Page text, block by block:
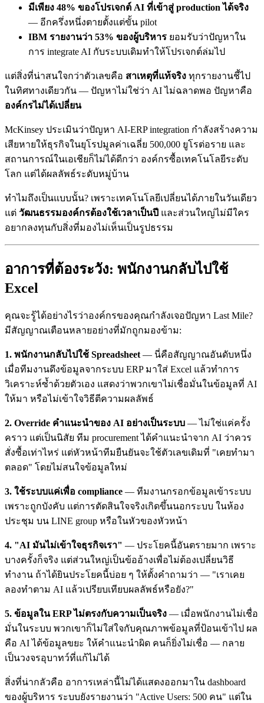
มีเพียง 48% ของโปรเจกต์ AI ที่เข้าสู่ production ได้จริง
— อีกครึ่งหนึ่งตายตั้งแต่ขั้น pilot
IBM รายงานว่า 53% ของผู้บริหาร ยอมรับว่าปัญหาใน
การ integrate AI กับระบบเดิมทำให้โปรเจกต์ล่มไป
แต่สิ่งที่น่าสนใจกว่าตัวเลขคือ สาเหตุที่แท้จริง ทุกรายงานชี้ไป
ในทิศทางเดียวกัน — ปัญหาไม่ใช่ว่า AI ไม่ฉลาดพอ ปัญหาคือ
องค์กรไม่ได้เปลี่ยน
McKinsey ประเมินว่าปัญหา AI-ERP integration กำลังสร้างความ
เสียหายให้ธุรกิจในยุโรปมูลค่าเฉลี่ย 500,000 ยูโรต่อราย และ
สถานการณ์ในเอเชียก็ไม่ได้ดีกว่า องค์กรซื้อเทคโนโลยีระดับ
โลก แต่ได้ผลลัพธ์ระดับหมู่บ้าน
ทำไมถึงเป็นแบบนั้น? เพราะเทคโนโลยีเปลี่ยนได้ภายในวันเดียว
แต่ วัฒนธรรมองค์กรต้องใช้เวลาเป็นปี และส่วนใหญ่ไม่มีใคร
อยากลงทุนกับสิ่งที่มองไม่เห็นเป็นรูปธรรม
อาการที่ต้องระวัง: พนักงานกลับไปใช้
Excel
คุณจะรู้ได้อย่างไรว่าองค์กรของคุณกำลังเจอปัญหา Last Mile?
มีสัญญาณเตือนหลายอย่างที่มักถูกมองข้าม:
1. พนักงานกลับไปใช้ Spreadsheet — นี่คือสัญญาณอันดับหนึ่ง
เมื่อทีมงานดึงข้อมูลจากระบบ ERP มาใส่ Excel แล้วทำการ
วิเคราะห์ซ้ำด้วยตัวเอง แสดงว่าพวกเขาไม่เชื่อมั่นในข้อมูลที่ AI
ให้มา หรือไม่เข้าใจวิธีตีความผลลัพธ์
2. Override คำแนะนำของ AI อย่างเป็นระบบ — ไม่ใช่แค่ครั้ง
คราว แต่เป็นนิสัย ทีม procurement ได้คำแนะนำจาก AI ว่าควร
สั่งซื้อเท่าไหร่ แต่หัวหน้าทีมยืนยันจะใช้ตัวเลขเดิมที่ "เคยทำมา
ตลอด" โดยไม่สนใจข้อมูลใหม่
3. ใช้ระบบแค่เพื่อ compliance — ทีมงานกรอกข้อมูลเข้าระบบ
เพราะถูกบังคับ แต่การตัดสินใจจริงเกิดขึ้นนอกระบบ ในห้อง
ประชุม บน LINE group หรือในหัวของหัวหน้า
4. "AI มันไม่เข้าใจธุรกิจเรา" — ประโยคนี้อันตรายมาก เพราะ
บางครั้งก็จริง แต่ส่วนใหญ่เป็นข้ออ้างเพื่อไม่ต้องเปลี่ยนวิธี
ทำงาน ถ้าได้ยินประโยคนี้บ่อย ๆ ให้ตั้งคำถามว่า — "เราเคย
ลองทำตาม AI แล้วเปรียบเทียบผลลัพธ์หรือยัง?"
5. ข้อมูลใน ERP ไม่ตรงกับความเป็นจริง — เมื่อพนักงานไม่เชื่อ
มั่นในระบบ พวกเขาก็ไม่ใส่ใจกับคุณภาพข้อมูลที่ป้อนเข้าไป ผล
คือ AI ได้ข้อมูลขยะ ให้คำแนะนำผิด คนก็ยิ่งไม่เชื่อ — กลาย
เป็นวงจรอุบาทว์ที่แก้ไม่ได้
สิ่งที่น่ากลัวคือ อาการเหล่านี้ไม่ได้แสดงออกมาใน dashboard
ของผู้บริหาร ระบบยังรายงานว่า "Active Users: 500 คน" แต่ใน